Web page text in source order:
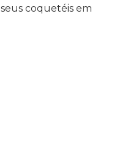
coquetéis em